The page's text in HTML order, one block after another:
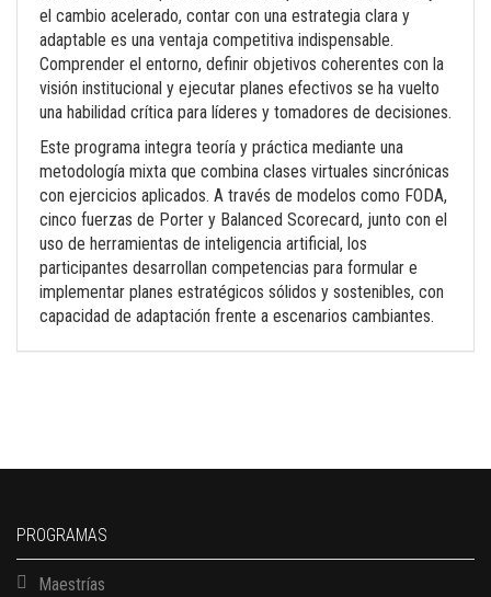
el cambio acelerado, contar con una estrategia clara y
adaptable es una ventaja competitiva indispensable.
Comprender el entorno, definir objetivos coherentes con la
visión institucional y ejecutar planes efectivos se ha vuelto
una habilidad crítica para líderes y tomadores de decisiones.
Este programa integra teoría y práctica mediante una
metodología mixta que combina clases virtuales sincrónicas
con ejercicios aplicados. A través de modelos como FODA,
cinco fuerzas de Porter y Balanced Scorecard, junto con el
uso de herramientas de inteligencia artificial, los
participantes desarrollan competencias para formular e
implementar planes estratégicos sólidos y sostenibles, con
capacidad de adaptación frente a escenarios cambiantes.
PROGRAMAS
Maestrías